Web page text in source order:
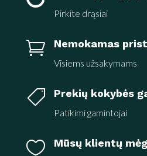
Pirkite drąsiai
 Nemokamas
Visiems užsakymams
 Prekių kokybės
Patikimi gamintojai
 Mūsų klientų